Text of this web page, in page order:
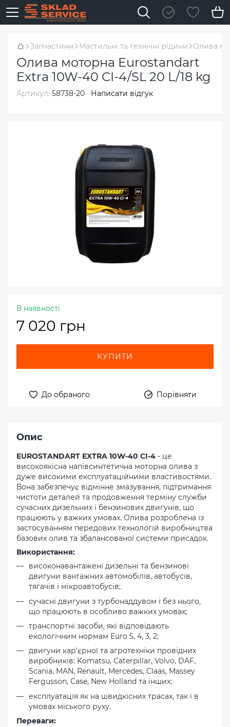
Запчастини Мастильні та технічні рідини Олива
Олива моторна Eurostandart
Extra 10W-40 CI-4/SL 20 L/18 kg
Артикул: 58738-20 Написати відгук
В наявності
7 020 грн
КУПИТИ
До обраного Порівняти
Опис
EUROSTANDART EXTRA 10W-40 CI-4 - це
високоякісна напівсинтетична моторна олива з
дуже високими експлуатаційними властивостями.
Вона забезпечує відмінне змазування, підтримання
чистоти деталей та продовження терміну служби
сучасних дизельних і бензинових двигунів, що
працюють у важких умовах. Олива розроблена із
застосуванням передових технологій виробництва
базових олив та збалансованої системи присадок.
Використання:
високонавантажені дизельні та бензинові
двигуни вантажних автомобілів, автобусів,
тягачів і мікроавтобусів;
сучасні двигуни з турбонаддувом і без нього,
що працюють в особливо важких умовах;
транспортні засоби, які відповідають
екологічним нормам Euro 5, 4, 3, 2;
двигуни кар'єрної та агротехніки провідних
виробників: Komatsu, Caterpillar, Volvo, DAF,
Scania, MAN, Renault, Mercedes, Claas, Massey
Fergusson, Case, New Holland та інших;
експлуатація як на швидкісних трасах, так і в
умовах міського руху.
Переваги: